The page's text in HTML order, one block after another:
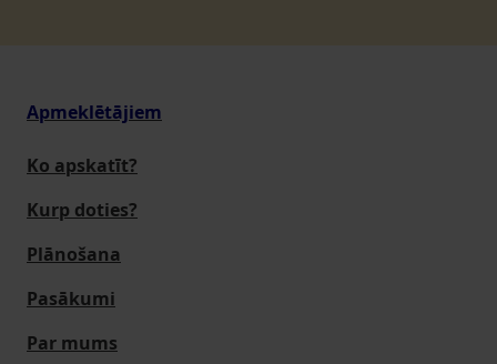
Apmeklētājiem
Ko apskatīt?
Kurp doties?
Plānošana
Pasākumi
Par mums